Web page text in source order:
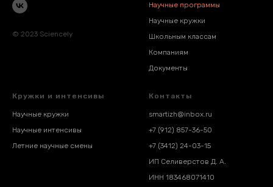
© 2023 Sciencely
Научные программы
Научные кружки
Школьным классам
Компаниям
Документы
Кружки и интенсивы
Научные кружки
Научные интенсивы
Летние научные смены
Контакты
smartizh@inbox.ru
+7 (912) 857-36-50
+7 (3412) 24-03-15
ИП Селиверстов Д. А.
ИНН 183468071410